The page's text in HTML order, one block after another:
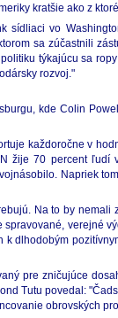
kratšie ako z
sídliaci vo
sa zúčastnili
týkajúcu sa
rozvoj."
kde Colin
každoročne v
žije 70 percent
Napriek
Na to by nemali
verejné
dlhodobým
pre zničujúce
Tutu povedal:
obrovských